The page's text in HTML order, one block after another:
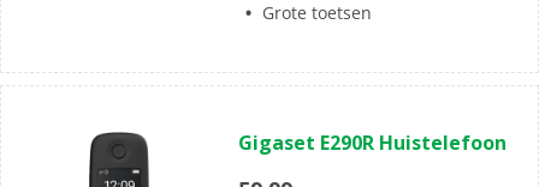
Grote toetsen
van
Gigaset E290R Huistelefoon